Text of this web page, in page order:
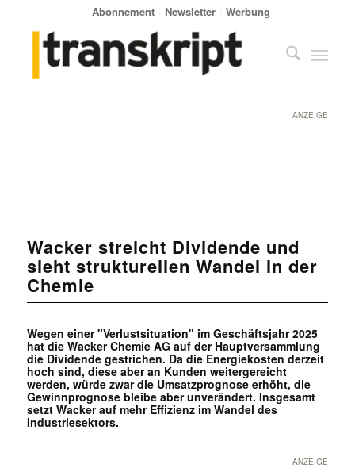
Abonnement Newsletter Werbung
ANZEIGE
Wacker streicht Dividende und
sieht strukturellen Wandel in der
Chemie
Wegen einer "Verlustsituation" im Geschäftsjahr 2025
hat die Wacker Chemie AG auf der Hauptversammlung
die Dividende gestrichen. Da die Energiekosten derzeit
hoch sind, diese aber an Kunden weitergereicht
werden, würde zwar die Umsatzprognose erhöht, die
Gewinnprognose bleibe aber unverändert. Insgesamt
setzt Wacker auf mehr Effizienz im Wandel des
Industriesektors.
ANZEIGE